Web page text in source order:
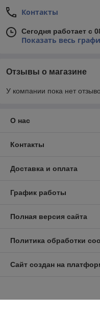
Контакты
Сегодня работает с
Показать весь
Отзывы о магазине
У компании пока нет
О нас
Контакты
Доставка и оплата
График работы
Полная версия сайта
Политика обработки
Сайт создан на